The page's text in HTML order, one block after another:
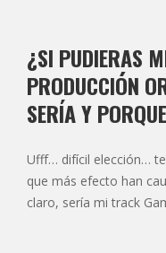
¿SI PUDIERAS
PRODUCCIÓN
SERÍA Y
Ufff… difícil elección…
que más efecto han
claro, sería mi track